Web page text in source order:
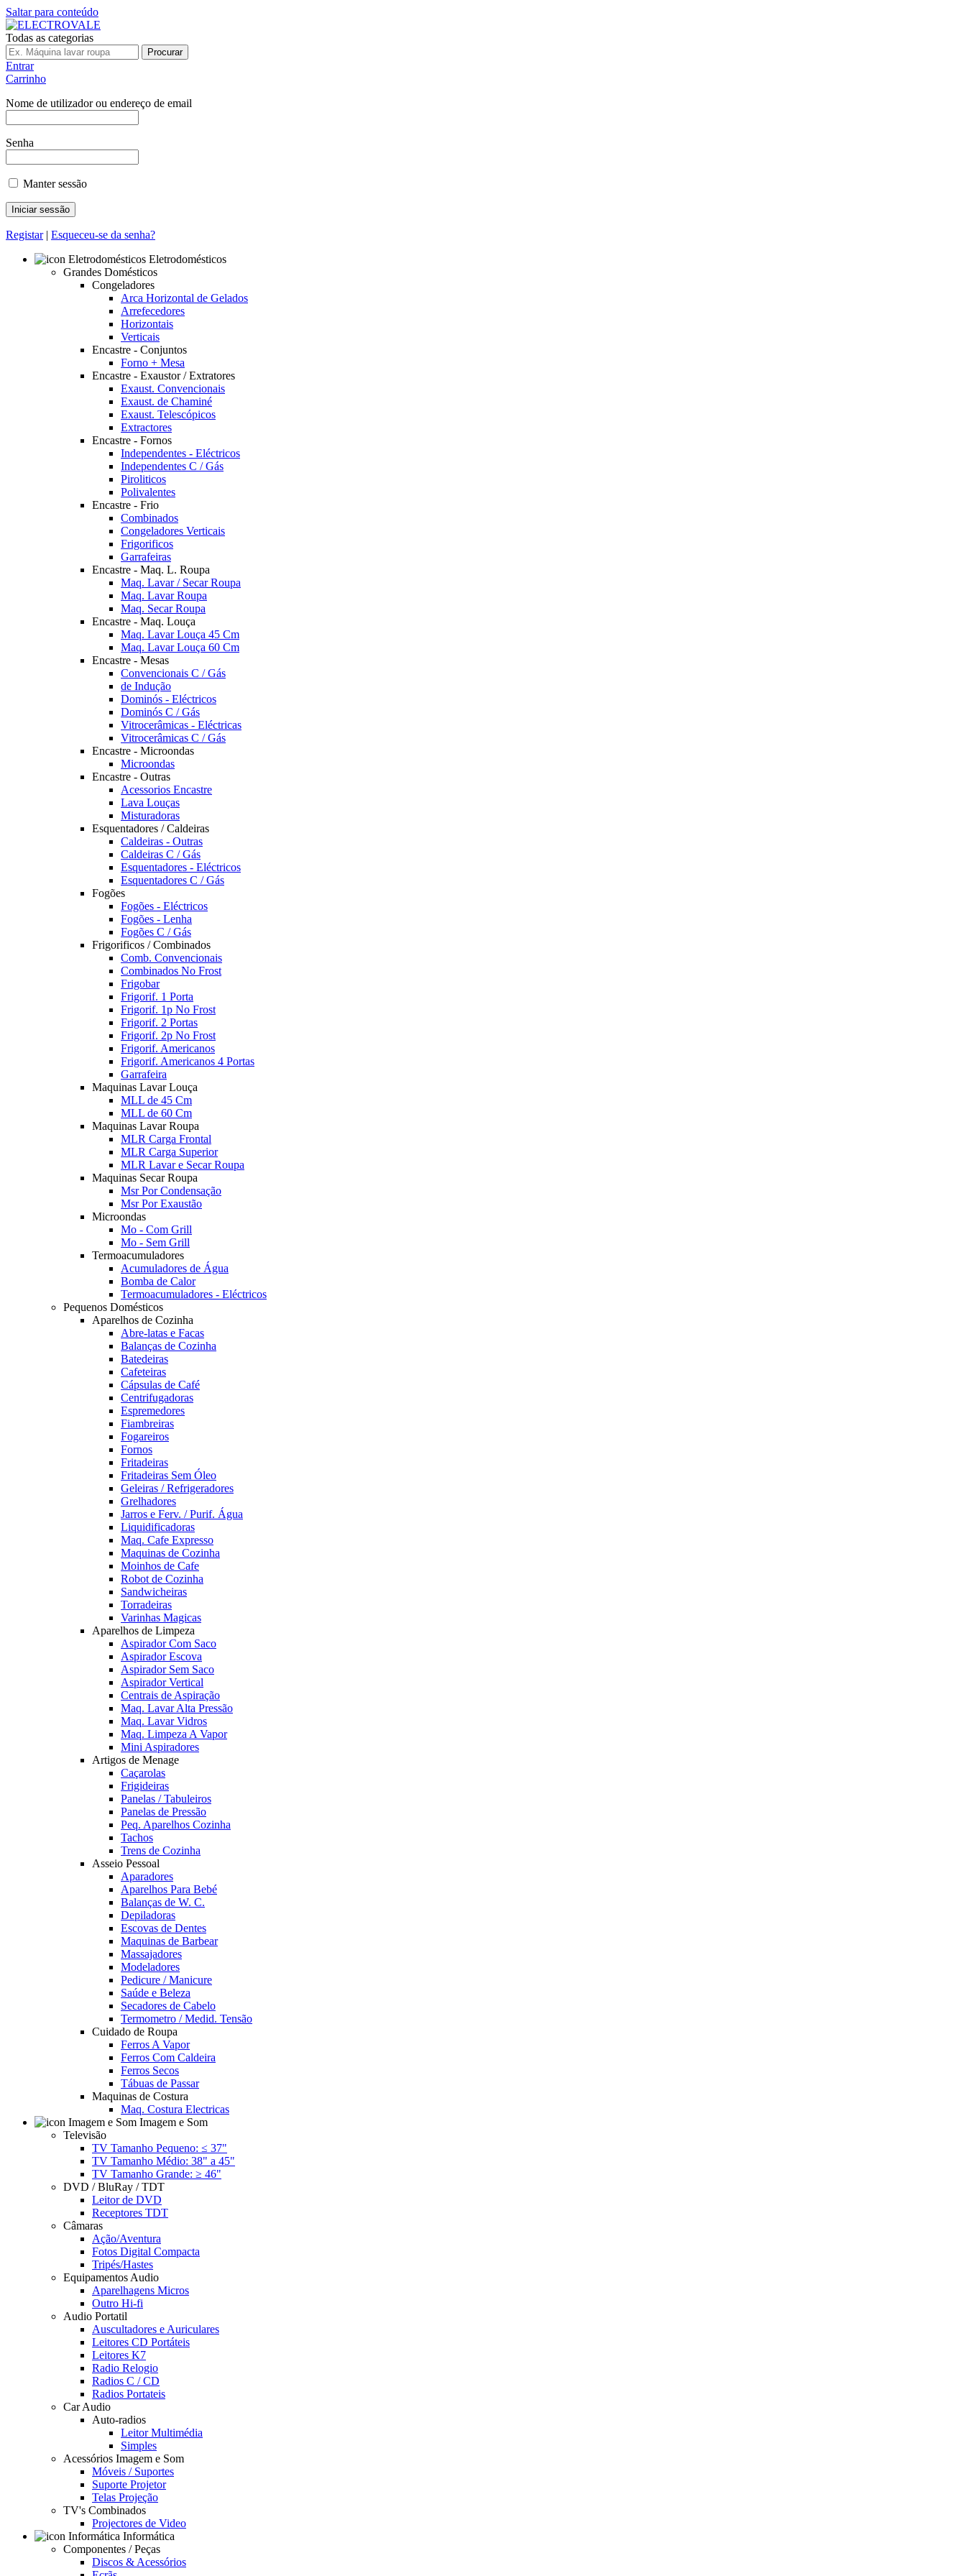
Saltar para conteúdo
Todas as categorias
Procurar
Entrar
Carrinho
Nome de utilizador ou endereço de email
Senha
Manter sessão
Registar| Esqueceu-se da senha?
Eletrodomésticos
Grandes Domésticos
Congeladores
Arca Horizontal de Gelados
Arrefecedores
Horizontais
Verticais
Encastre - Conjuntos
Forno + Mesa
Encastre - Exaustor / Extratores
Exaust. Convencionais
Exaust. de Chaminé
Exaust. Telescópicos
Extractores
Encastre - Fornos
Independentes - Eléctricos
Independentes C / Gás
Piroliticos
Polivalentes
Encastre - Frio
Combinados
Congeladores Verticais
Frigorificos
Garrafeiras
Encastre - Maq. L. Roupa
Maq. Lavar / Secar Roupa
Maq. Lavar Roupa
Maq. Secar Roupa
Encastre - Maq. Louça
Maq. Lavar Louça 45 Cm
Maq. Lavar Louça 60 Cm
Encastre - Mesas
Convencionais C / Gás
de Indução
Dominós - Eléctricos
Dominós C / Gás
Vitrocerâmicas - Eléctricas
Vitrocerâmicas C / Gás
Encastre - Microondas
Microondas
Encastre - Outras
Acessorios Encastre
Lava Louças
Misturadoras
Esquentadores / Caldeiras
Caldeiras - Outras
Caldeiras C / Gás
Esquentadores - Eléctricos
Esquentadores C / Gás
Fogões
Fogões - Eléctricos
Fogões - Lenha
Fogões C / Gás
Frigorificos / Combinados
Comb. Convencionais
Combinados No Frost
Frigobar
Frigorif. 1 Porta
Frigorif. 1p No Frost
Frigorif. 2 Portas
Frigorif. 2p No Frost
Frigorif. Americanos
Frigorif. Americanos 4 Portas
Garrafeira
Maquinas Lavar Louça
MLL de 45 Cm
MLL de 60 Cm
Maquinas Lavar Roupa
MLR Carga Frontal
MLR Carga Superior
MLR Lavar e Secar Roupa
Maquinas Secar Roupa
Msr Por Condensação
Msr Por Exaustão
Microondas
Mo - Com Grill
Mo - Sem Grill
Termoacumuladores
Acumuladores de Água
Bomba de Calor
Termoacumuladores - Eléctricos
Pequenos Domésticos
Aparelhos de Cozinha
Abre-latas e Facas
Balanças de Cozinha
Batedeiras
Cafeteiras
Cápsulas de Café
Centrifugadoras
Espremedores
Fiambreiras
Fogareiros
Fornos
Fritadeiras
Fritadeiras Sem Óleo
Geleiras / Refrigeradores
Grelhadores
Jarros e Ferv. / Purif. Água
Liquidificadoras
Maq. Cafe Expresso
Maquinas de Cozinha
Moinhos de Cafe
Robot de Cozinha
Sandwicheiras
Torradeiras
Varinhas Magicas
Aparelhos de Limpeza
Aspirador Com Saco
Aspirador Escova
Aspirador Sem Saco
Aspirador Vertical
Centrais de Aspiração
Maq. Lavar Alta Pressão
Maq. Lavar Vidros
Maq. Limpeza A Vapor
Mini Aspiradores
Artigos de Menage
Caçarolas
Frigideiras
Panelas / Tabuleiros
Panelas de Pressão
Peq. Aparelhos Cozinha
Tachos
Trens de Cozinha
Asseio Pessoal
Aparadores
Aparelhos Para Bebé
Balanças de W. C.
Depiladoras
Escovas de Dentes
Maquinas de Barbear
Massajadores
Modeladores
Pedicure / Manicure
Saúde e Beleza
Secadores de Cabelo
Termometro / Medid. Tensão
Cuidado de Roupa
Ferros A Vapor
Ferros Com Caldeira
Ferros Secos
Tábuas de Passar
Maquinas de Costura
Maq. Costura Electricas
Imagem e Som
Televisão
TV Tamanho Pequeno: ≤ 37"
TV Tamanho Médio: 38" a 45"
TV Tamanho Grande: ≥ 46"
DVD / BluRay / TDT
Leitor de DVD
Receptores TDT
Câmaras
Ação/Aventura
Fotos Digital Compacta
Tripés/Hastes
Equipamentos Audio
Aparelhagens Micros
Outro Hi-fi
Audio Portatil
Auscultadores e Auriculares
Leitores CD Portáteis
Leitores K7
Radio Relogio
Radios C / CD
Radios Portateis
Car Audio
Auto-radios
Leitor Multimédia
Simples
Acessórios Imagem e Som
Móveis / Suportes
Suporte Projetor
Telas Projeção
TV's Combinados
Projectores de Video
Informática
Componentes / Peças
Discos & Acessórios